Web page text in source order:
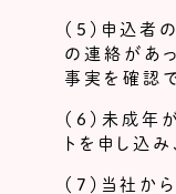
（５）申込
の連絡があ
事実を確認
（６）未成
トを申し込
（７）当社